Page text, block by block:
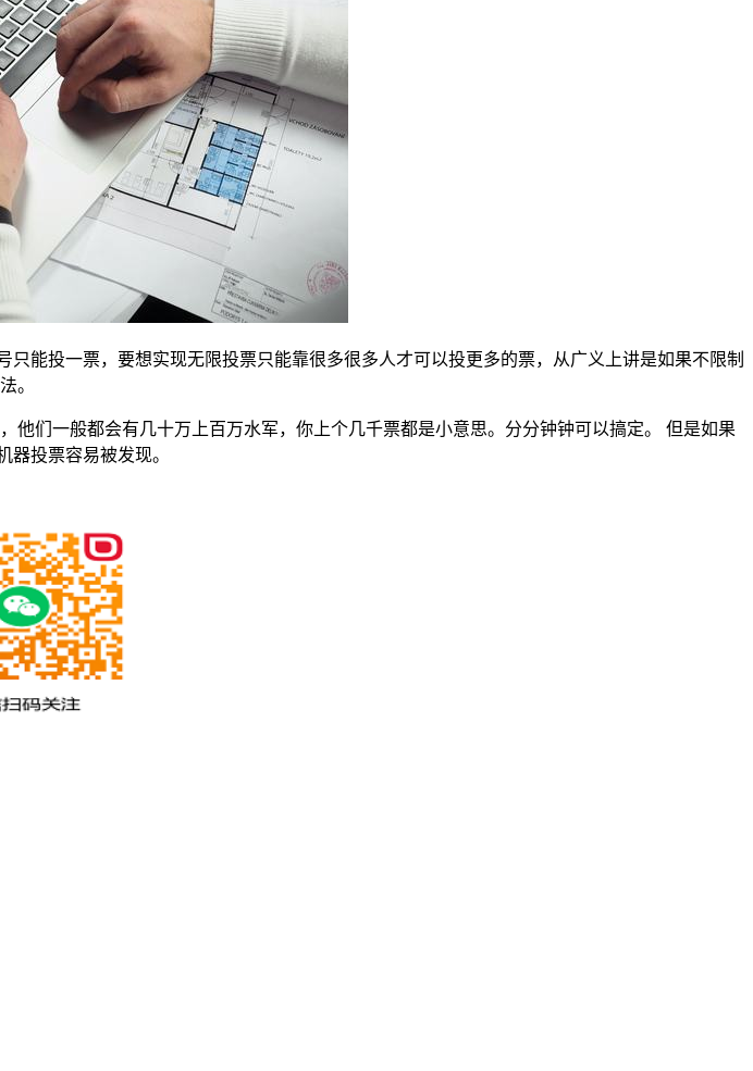
能投一票，要想实现无限投票只能靠很多很多人才可以投更多的票，从广义上讲是如果不限制
。
们一般都会有几十万上百万水军，你上个几千票都是小意思。分分钟钟可以搞定。 但是如果
投票容易被发现。